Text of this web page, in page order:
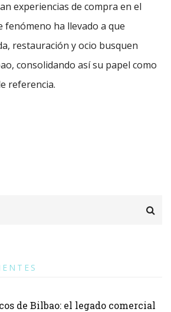
experiencias de compra en el
fenómeno ha llevado a que
restauración y ocio busquen
consolidando así su papel como
referencia.
de Bilbao: el legado comercial